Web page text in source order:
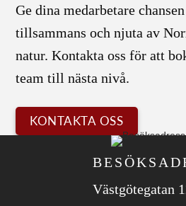
Ge dina medarbetare
tillsammans och njuta av
natur. Kontakta oss för att
team till nästa nivå.
KONTAKTA OSS
Västgötegatan